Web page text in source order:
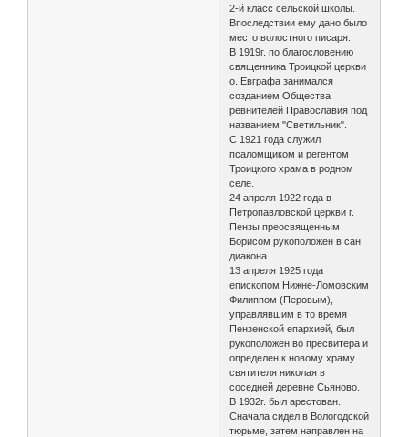
2-й класс сельской школы.
Впоследствии ему дано было
место волостного писаря.
В 1919г. по благословению
священника Троицкой церкви
о. Евграфа занимался
созданием Общества
ревнителей Православия под
названием "Светильник".
С 1921 года служил
псаломщиком и регентом
Троицкого храма в родном
селе.
24 апреля 1922 года в
Петропавловской церкви г.
Пензы преосвященным
Борисом рукоположен в сан
диакона.
13 апреля 1925 года
епископом Нижне-Ломовским
Филиппом (Перовым),
управлявшим в то время
Пензенской епархией, был
рукоположен во пресвитера и
определен к новому храму
святителя николая в
соседней деревне Сьяново.
В 1932г. был арестован.
Сначала сидел в Вологодской
тюрьме, затем направлен на